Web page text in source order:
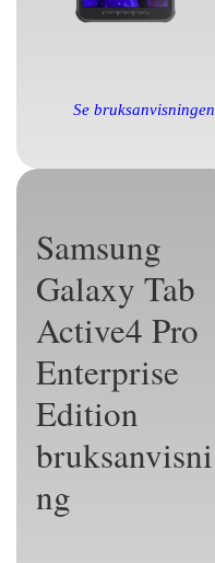
Se bruksanvisningen
Samsung
Galaxy Tab
Active4 Pro
Enterprise
Edition
bruksanvisni
ng